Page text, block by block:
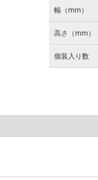
幅（mm）
高さ（mm）
個装入り数